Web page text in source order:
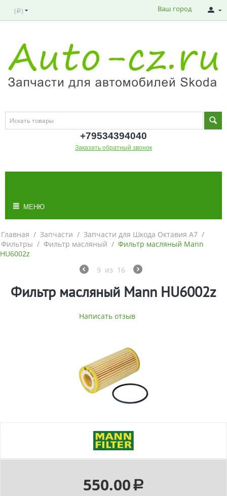
( Р ) Ваш город
+79534394040
Заказать обратный звонок
МЕНЮ
Главная / Запчасти / Запчасти для Шкода Октавия А7 /
Фильтры / Фильтр масляный / Фильтр масляный Mann
HU6002z
9 из 16
Фильтр масляный Mann HU6002z
Написать отзыв
550.00 Р